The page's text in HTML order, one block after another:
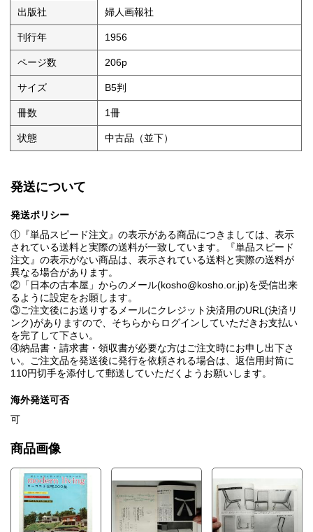
furniture) / 剣持勇デザイン研究所
・金網の安楽椅子
・帆布のデッキ・チェア
・扇型の床几の茶卓子
・籐のゆれ椅子
・フロア・ランプ
・ランプ・テーブル
・ゆれ椅子と編物スタンド
・庭の間仕り
・戸外の家具のデザインと試作について ケーススタディの意味 /
剣持勇
ガラスのエンサイクロペディア
出版社 婦人画報社
刊行年 1956
ページ数 206p
サイズ B5判
冊数 1冊
状態 中古品（並下）
発送について
発送ポリシー
①『単品スピード注文』の表示がある商品につきましては、表示
されている送料と実際の送料が一致しています。『単品スピード
注文』の表示がない商品は、表示されている送料と実際の送料が
異なる場合があります。
②「日本の古本屋」からのメール(kosho@kosho.or.jp)を受信出来
るように設定をお願します。
③ご注文後にお送りするメールにクレジット決済用のURL(決済リ
ンク)がありますので、そちらからログインしていただきお支払い
を完了して下さい。
④納品書・請求書・領収書が必要な方はご注文時にお申し出下さ
い。ご注文品を発送後に発行を依頼される場合は、返信用封筒に
110円切手を添付して郵送していただくようお願いします。
海外発送可否
可
商品画像